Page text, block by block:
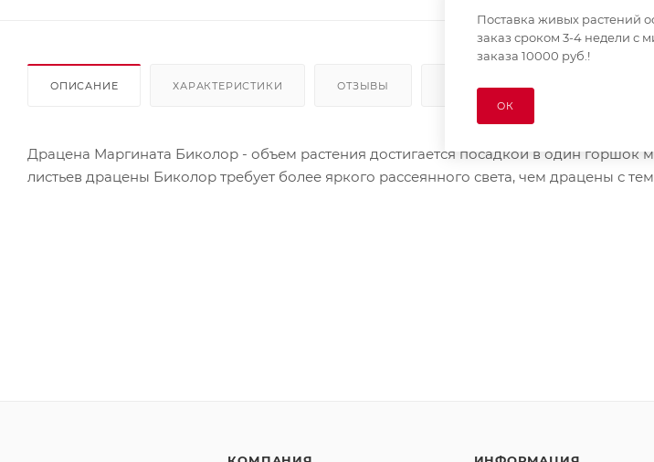
ОПИСАНИЕ ХАРАКТЕРИСТИКИ ОТЗЫВЫ КАК КУПИТЬ
Драцена Маргината Биколор - объем растения достигается посадкой в один горшок
листьев драцены Биколор требует более яркого рассеянного света, чем драцены с
Поставка живых растений
заказ сроком 3-4 недели с
заказа 10000 руб.!
ОК